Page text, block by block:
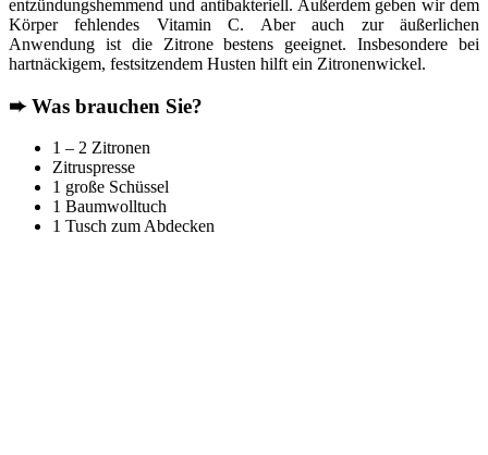
entzündungshemmend und antibakteriell. Außerdem geben wir dem
Körper fehlendes Vitamin C. Aber auch zur äußerlichen
Anwendung ist die Zitrone bestens geeignet. Insbesondere bei
hartnäckigem, festsitzendem Husten hilft ein Zitronenwickel.
➨Was brauchen Sie?
1 – 2 Zitronen
Zitruspresse
1 große Schüssel
1 Baumwolltuch
1 Tusch zum Abdecken